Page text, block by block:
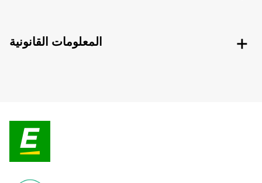
المعلومات القانونية